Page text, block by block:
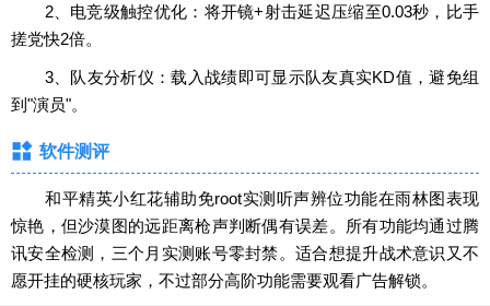
2、电竞级触控优化：将开镜+射击延迟压缩至0.03秒，比手
搓党快2倍。
3、队友分析仪：载入战绩即可显示队友真实KD值，避免组
到"演员"。
软件测评
和平精英小红花辅助免root实测听声辨位功能在雨林图表现
惊艳，但沙漠图的远距离枪声判断偶有误差。所有功能均通过腾
讯安全检测，三个月实测账号零封禁。适合想提升战术意识又不
愿开挂的硬核玩家，不过部分高阶功能需要观看广告解锁。